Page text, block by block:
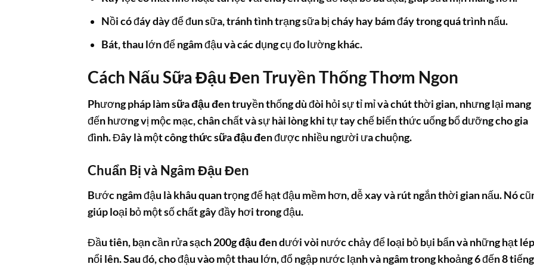
Nồi có đáy dày để đun sữa, tránh tình trạng sữa bị cháy hay bám đáy trong quá trình nấu.
Bát, thau lớn để ngâm đậu và các dụng cụ đo lường khác.
Cách Nấu Sữa Đậu Đen Truyền Thống Thơm Ngon
Phương pháp làmsữa đậu đentruyền thống dù đòi hỏi sự tỉ mỉ và chút thời gian, nhưng lại mang
đến hương vị mộc mạc, chân chất và sự hài lòng khi tự tay chế biến thức uống bổ dưỡng cho gia
đình. Đây là mộtcông thức sữa đậu đenđược nhiều người ưa chuộng.
Chuẩn Bị và Ngâm Đậu Đen
Bước ngâm đậu là khâu quan trọng để hạt đậu mềm hơn, dễ xay và rút ngắn thời gian nấu. Nó
giúp loại bỏ một số chất gây đầy hơi trong đậu.
Đầu tiên, bạn cần rửa sạch 200gđậu đendưới vòi nước chảy để loại bỏ bụi bẩn và những hạt lép
nổi lên. Sau đó, cho đậu vào một thau lớn, đổ ngập nước lạnh và ngâm trong khoảng 6 đến 8